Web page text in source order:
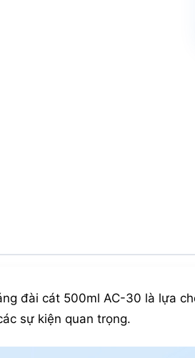
đài cát 500ml AC-30 là lựa
sự kiện quan trọng.